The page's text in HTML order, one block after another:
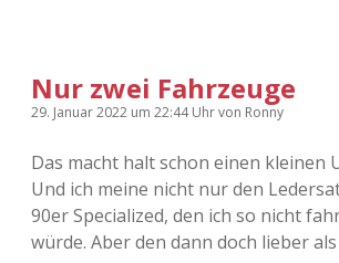
Nur zwei Fahrzeuge
29. Januar 2022 um 22:44 Uhrvon Ronny
Das macht halt schon einen kleinen
Und ich meine nicht nur den
90er Specialized, den ich so nicht
würde. Aber den dann doch lieber